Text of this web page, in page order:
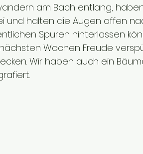
am Bach entlang,
und halten die Augen offen
Spuren hinterlassen
Wochen Freude
Wir haben auch ein